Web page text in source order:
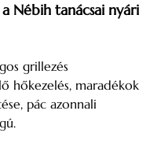
Nébih tanácsai nyári
grillezés
hőkezelés, maradékok
pác azonnali